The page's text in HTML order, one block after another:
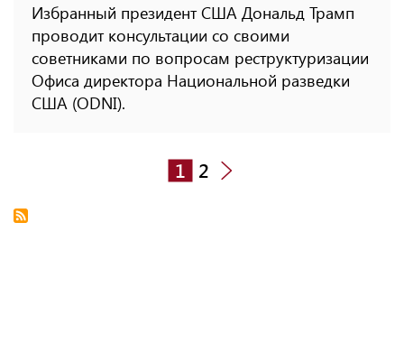
Избранный президент США Дональд Трамп
проводит консультации со своими
советниками по вопросам реструктуризации
Офиса директора Национальной разведки
США (ODNI).
1 2